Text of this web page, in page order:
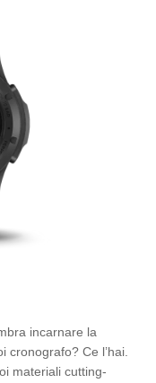
incarnare la
cronografo? Ce l’hai.
materiali cutting-